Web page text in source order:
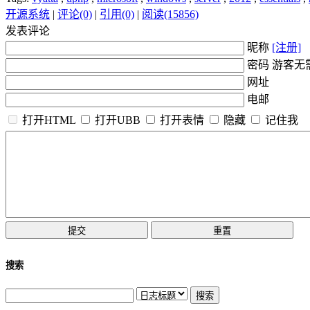
开源系统 | 评论(0) | 引用(0) | 阅读(15856)
发表评论
昵称 [注册]
密码 游客无
网址
电邮
打开HTML
打开UBB 打开表情 隐藏 记住我
搜索